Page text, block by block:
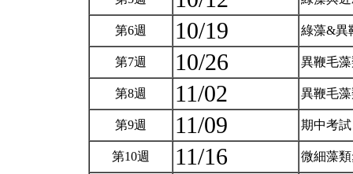
第6週 10/19 綠藻&異
第7週 10/26 異鞭毛
第8週 11/02 異鞭毛
第9週 11/09 期中考
第10週 11/16 微細藻